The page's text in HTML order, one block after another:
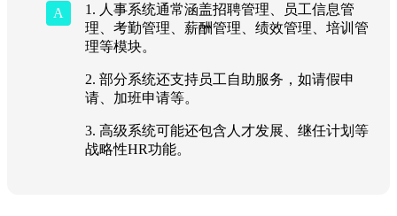
1. 人事系统通常涵盖招聘管理、员工信息管
理、考勤管理、薪酬管理、绩效管理、培训管
理等模块。
2. 部分系统还支持员工自助服务，如请假申
请、加班申请等。
3. 高级系统可能还包含人才发展、继任计划等
战略性HR功能。